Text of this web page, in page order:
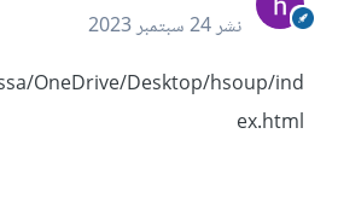
نشر24 سبتمبر 2023
OneDrive/Desktop/hsoup/ind
ex.html